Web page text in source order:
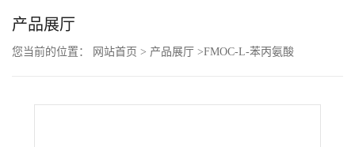
产品展厅
您当前的位置： 网站首页 > 产品展厅 >FMOC-L-苯丙氨酸